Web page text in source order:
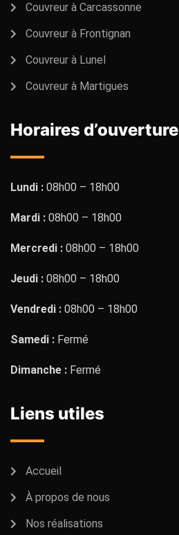
Couvreur à Carcassonne
Couvreur à Frontignan
Couvreur à Lunel
Couvreur à Martigues
Horaires d’ouverture
Lundi : 08h00 – 18h00
Mardi : 08h00 – 18h00
Mercredi : 08h00 – 18h00
Jeudi : 08h00 – 18h00
Vendredi : 08h00 – 18h00
Samedi : Fermé
Dimanche : Fermé
Liens utiles
Accueil
À propos de nous
Nos réalisations